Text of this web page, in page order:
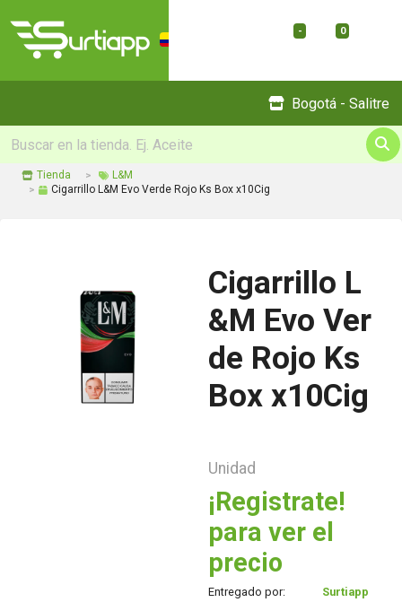
- 0
Bogotá - Salitre
Tienda
L&M
Cigarrillo L&M Evo Verde Rojo Ks Box x10Cig
Cigarrillo L
&M Evo Ver
de Rojo Ks
Box x10Cig
Unidad
¡Registrate!
para ver el
precio
Entregado por: Surtiapp